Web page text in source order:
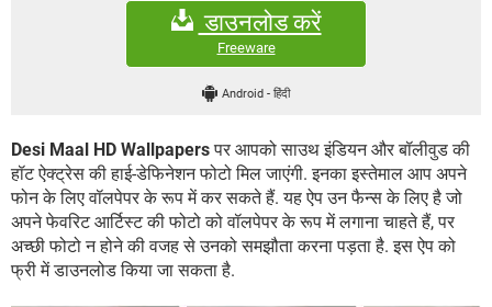
कंप्यूटर बस
डाउनलोड करें
Freeware
Android - हिंदी
Desi Maal HD Wallpapersपर आपको साउथ इंडियन और बॉलीवुड की
हॉट ऐक्ट्रेस की हाई-डेफिनेशन फोटो मिल जाएंगी. इनका इस्तेमाल आप अपने
फोन के लिए वॉलपेपर के रूप में कर सकते हैं. यह ऐप उन फैन्स के लिए है जो
अपने फेवरिट आर्टिस्ट की फोटो को वॉलपेपर के रूप में लगाना चाहते हैं, पर
अच्छी फोटो न होने की वजह से उनको समझौता करना पड़ता है. इस ऐप को
फ्री में डाउनलोड किया जा सकता है.